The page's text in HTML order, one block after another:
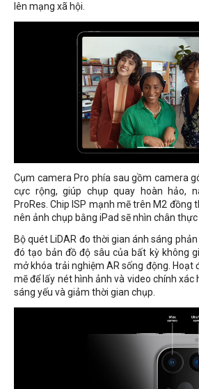
lên mạng xã hội.
Cụm camera Pro phía sau gồm camera
cực rộng, giúp chụp quay hoàn hảo,
ProRes. Chip ISP mạnh mẽ trên M2 đồng
nên ảnh chụp bằng iPad sẽ nhìn chân thực
Bộ quét LiDAR đo thời gian ánh sáng
đó tạo bản đồ độ sâu của bất kỳ không
mở khóa trải nghiệm AR sống động. Hoạt
mẽ để lấy nét hình ảnh và video chính xác
sáng yếu và giảm thời gian chụp.